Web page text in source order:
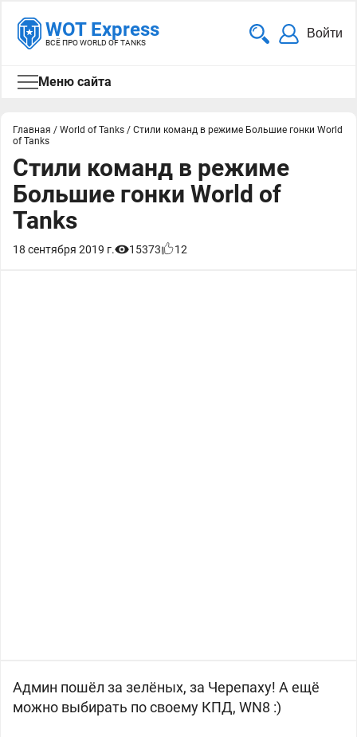
WOT Express
ВСЁ ПРО WORLD OF TANKS
Войти
Меню сайта
Главная / World of Tanks / Стили команд в режиме Большие гонки World
of Tanks
Стили команд в режиме
Большие гонки World of
Tanks
18 сентября 2019 г. 15373 12
Админ пошёл за зелёных, за Черепаху! А ещё
можно выбирать по своему КПД, WN8 :)